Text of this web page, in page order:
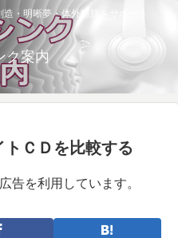
・明晰夢・体外離脱をサポート
ク案内
ＣＤを比較する
告を利用しています。